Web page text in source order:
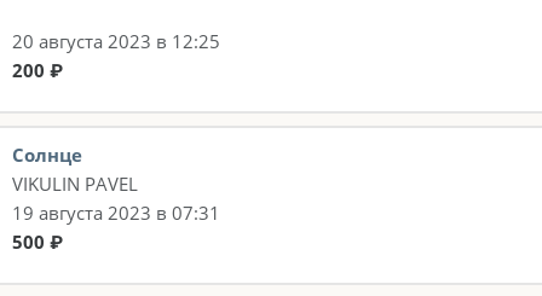
20 августа 2023 в 12:25
200 ₽
Солнце
VIKULIN PAVEL
19 августа 2023 в 07:31
500 ₽